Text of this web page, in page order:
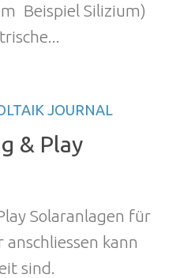
Beispiel Silizium)
JOURNAL
& Play
Solaranlagen für
anschliessen kann
sind.